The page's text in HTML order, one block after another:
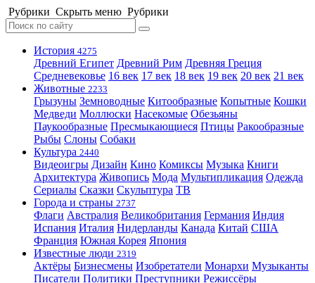
Рубрики Скрыть меню Рубрики
История 4275
Древний Египет Древний Рим Древняя Греция
Средневековье 16 век 17 век 18 век 19 век 20 век 21 век
Животные 2233
Грызуны Земноводные Китообразные Копытные Кошки
Медведи Моллюски Насекомые Обезьяны
Паукообразные Пресмыкающиеся Птицы Ракообразные
Рыбы Слоны Собаки
Культура 2440
Видеоигры Дизайн Кино Комиксы Музыка Книги
Архитектура Живопись Мода Мультипликация Одежда
Сериалы Сказки Скульптура ТВ
Города и страны 2737
Флаги Австралия Великобритания Германия Индия
Испания Италия Нидерланды Канада Китай США
Франция Южная Корея Япония
Известные люди 2319
Актёры Бизнесмены Изобретатели Монархи Музыканты
Писатели Политики Преступники Режиссёры